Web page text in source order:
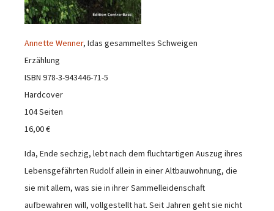
Annette Wenner, Idas gesammeltes Schweigen
Erzählung
ISBN 978-3-943446-71-5
Hardcover
104 Seiten
16,00 €
Ida, Ende sechzig, lebt nach dem fluchtartigen Auszug ihres
Lebensgefährten Rudolf allein in einer Altbauwohnung, die
sie mit allem, was sie in ihrer Sammelleidenschaft
aufbewahren will, vollgestellt hat. Seit Jahren geht sie nicht